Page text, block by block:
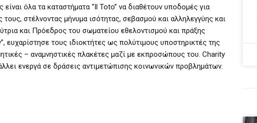
όλα τα καταστήματα “Il Toto” να διαθέτουν υποδομές για
στέλνοντας μήνυμα ισότητας, σεβασμού και αλληλεγγύης και
και Πρόεδρος του σωματείου εθελοντισμού και πράξης
τους ιδιοκτήτες ως πολύτιμους υποστηρικτές της
– αναμνηστικές πλακέτες μαζί με εκπροσώπους του. Charity
ενεργά σε δράσεις αντιμετώπισης κοινωνικών προβλημάτων.